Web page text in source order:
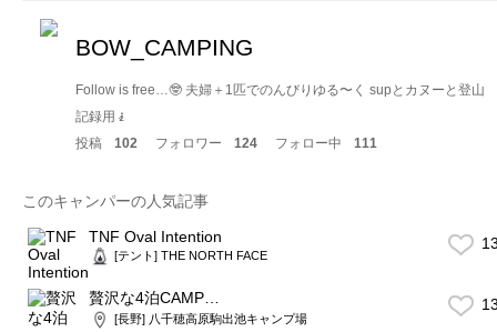
BOW_CAMPING
Follow is free…🤓 夫婦＋1匹でのんびりゆる〜く supとカヌーと登山
記録用🧎
投稿
102 フォロワー 124 フォロー中 111
このキャンパーの人気記事
TNF Oval Intention
[テント] THE NORTH FACE
贅沢な4泊CAMP…
[長野] 八千穂高原駒出池キャンプ場